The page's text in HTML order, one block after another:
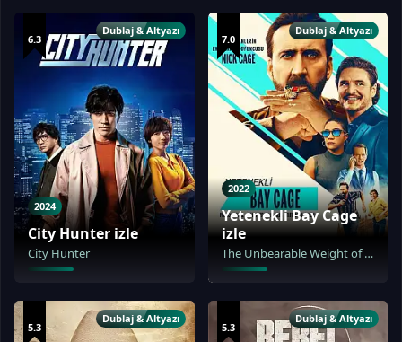
6.3
Dublaj & Altyazı
2024
City Hunter izle
City Hunter
7.0
Dublaj & Altyazı
2022
Yetenekli Bay Cage
izle
The Unbearable Weight of Massive Talent
5.3
Dublaj & Altyazı
5.3
Dublaj & Altyazı